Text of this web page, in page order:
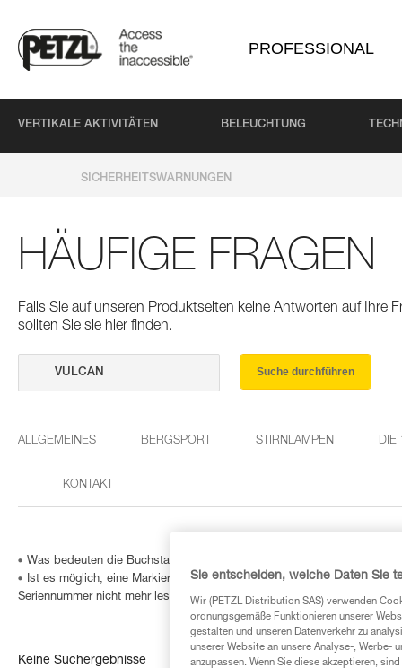
PROFESSIONAL
VERTIKALE AKTIVITÄTEN BELEUCHTUNG
SICHERHEITSWARNUNGEN
HÄUFIGE FRAGEN
Falls Sie auf unseren Produktseiten keine Antworten auf Ihre
sollten Sie sie hier finden.
Suche durchführen
ALLGEMEINES BERGSPORT STIRNLAMPEN DIE
KONTAKT
Was bedeuten die Buchstaben Pat auf den Verbindungselementen?
Ist es möglich, eine Markierung in ein Verbindungselement
Seriennummer nicht mehr lesbar ist?
Keine Suchergebnisse
Sie entscheiden, welche Daten Sie
Wir (PETZL Distribution SAS) verwenden
ordnungsgemäße Funktionieren unserer
gestalten und unseren Datenverkehr zu
unserer Website an unsere Analyse-, Werbe-
anzupassen. Wenn Sie diese akzeptieren,